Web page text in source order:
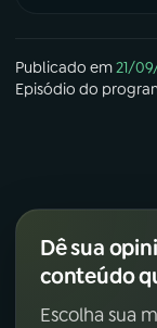
Publicado em21/
Episódio do
Dê sua
conteúdo
Escolha sua